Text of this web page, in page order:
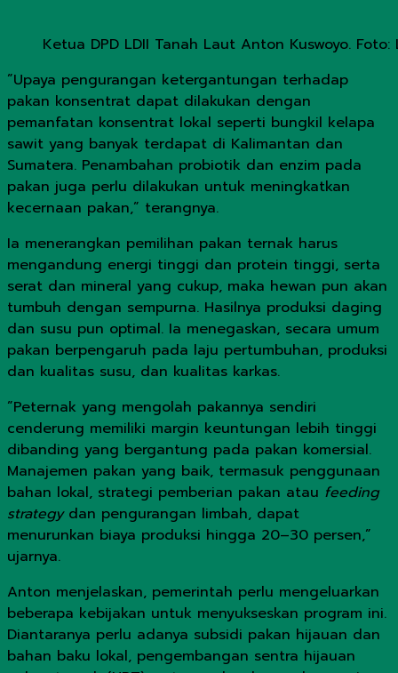
Ketua DPD LDII Tanah Laut Anton Kuswoyo. Foto:
”Upaya pengurangan ketergantungan terhadap
pakan konsentrat dapat dilakukan dengan
pemanfatan konsentrat lokal seperti bungkil kelapa
sawit yang banyak terdapat di Kalimantan dan
Sumatera. Penambahan probiotik dan enzim pada
pakan juga perlu dilakukan untuk meningkatkan
kecernaan pakan,” terangnya.
Ia menerangkan pemilihan pakan ternak harus
mengandung energi tinggi dan protein tinggi, serta
serat dan mineral yang cukup, maka hewan pun akan
tumbuh dengan sempurna. Hasilnya produksi daging
dan susu pun optimal. Ia menegaskan, secara umum
pakan berpengaruh pada laju pertumbuhan, produksi
dan kualitas susu, dan kualitas karkas.
”Peternak yang mengolah pakannya sendiri
cenderung memiliki margin keuntungan lebih tinggi
dibanding yang bergantung pada pakan komersial.
Manajemen pakan yang baik, termasuk penggunaan
bahan lokal, strategi pemberian pakan atau feeding
strategydan pengurangan limbah, dapat
menurunkan biaya produksi hingga 20–30 persen,”
ujarnya.
Anton menjelaskan, pemerintah perlu mengeluarkan
beberapa kebijakan untuk menyukseskan program ini.
Diantaranya perlu adanya subsidi pakan hijauan dan
bahan baku lokal, pengembangan sentra hijauan